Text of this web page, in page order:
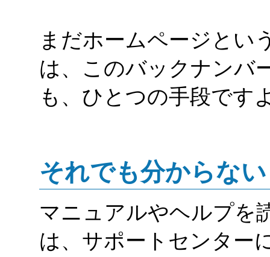
まだホームページとい
は、このバックナンバ
も、ひとつの手段です
それでも分からな
マニュアルやヘルプを
は、サポートセンター